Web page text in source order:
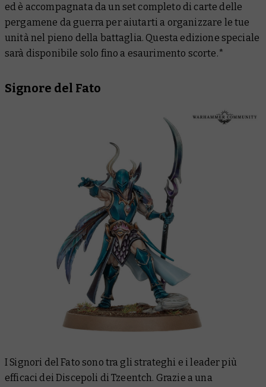
ed è accompagnata da un set completo di carte delle
pergamene da guerra per aiutarti a organizzare le tue
unità nel pieno della battaglia. Questa edizione speciale
sarà disponibile solo fino a esaurimento scorte.*
Signore del Fato
I Signori del Fato sono tra gli strateghi e i leader più
efficaci dei Discepoli di Tzeentch. Grazie a una